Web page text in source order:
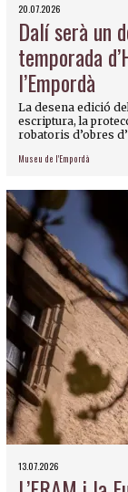
20.07.2026
Dalí serà un
temporada
l’Empordà
La desena edició
escriptura, la
robatoris d’obres
Museu de l'Empordà
13.07.2026